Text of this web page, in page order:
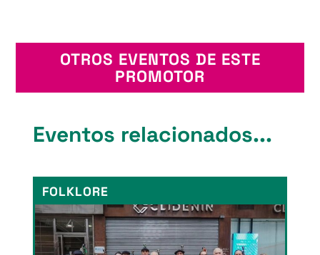
OTROS EVENTOS DE ESTE
PROMOTOR
Eventos relacionados...
FOLKLORE